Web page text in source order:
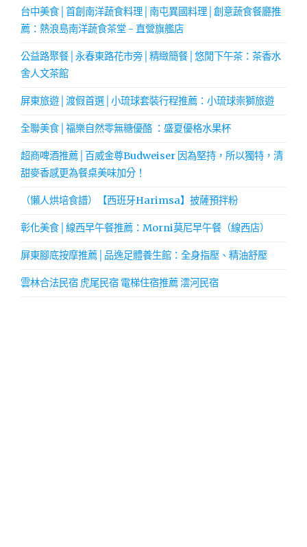
台中美食│首創南洋蔬食料理│南屯異國料理│創意蔬食餐廳推
薦：熱浪島南洋蔬食茶堂 - 直營旗艦店
公益路聚餐│永春東路花市旁│精緻簡餐│悠閒下午茶：茶香水
舍人文茶館
屏東旅遊│渡假首選│小琉球套裝行程推薦：小琉球崇獅旅遊
全聯美食│福樂自然零無糖優酪 ：盛夏優格水果杯
超商啤酒推薦│百威金尊Budweiser 因為堅持，所以獨特，清
甜麥香感更為餐桌美味加分！
（懶人烘培食譜）【西班牙Harimsa】披薩預拌粉
彰化美食│線西早午餐推薦：Morni莫尼早午餐（線西店）
屏東腳底按摩推薦│品逸足體養生館：全身指壓、精油舒壓
雲林合法民宿 虎尾民宿 電梯住宿推薦 澐河民宿